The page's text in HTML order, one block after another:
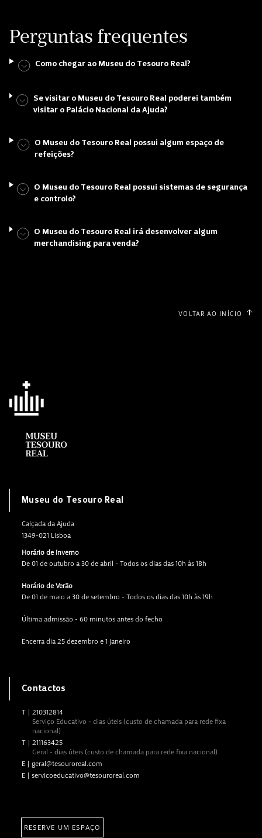
Perguntas frequentes
Como chegar ao Museu do Tesouro Real?
Se visitar o Museu do Tesouro Real poderei também
visitar o Palácio Nacional da Ajuda?
O Museu do Tesouro Real possui algum espaço de
refeições?
O Museu do Tesouro Real possui sistemas de segurança
e controlo?
O Museu do Tesouro Real irá desenvolver algum
merchandising para venda?
VOLTAR AO INÍCIO
Museu do Tesouro Real
Calçada da Ajuda
1349-021 Lisboa
Horário de Inverno
De 01 de outubro a 30 de abril - Todos os dias das 10h às 18h
Horário de Verão
De 01 de maio a 30 de setembro - Todos os dias das 10h às 19h
Última admissão - 60 minutos antes do fecho
Encerra dia 25 dezembro e 1 janeiro
Contactos
T
210312814
Serviço Educativo - dias úteis (custo de chamada para rede fixa
nacional)
T
211163425
Geral - dias úteis (custo de chamada para rede fixa nacional)
E
geral@tesouroreal.com
E
servicoeducativo@tesouroreal.com
RESERVE UM ESPAÇO